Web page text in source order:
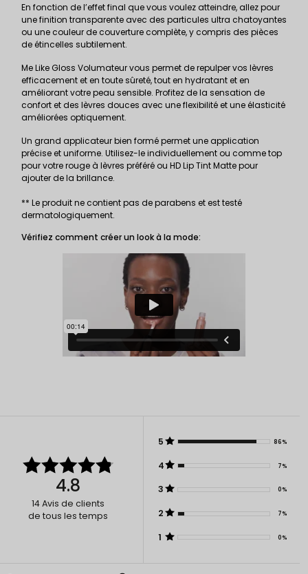
En fonction de l’effet final que vous voulez atteindre, allez pour
une finition transparente avec des particules ultra chatoyantes
ou une couleur de couverture complète, y compris des pièces
de étincelles subtilement.
Me Like Gloss Volumateur vous permet de repulper vos lèvres
efficacement et en toute sûreté, tout en hydratant et en
améliorant votre peau sensible. Profitez de la sensation de
confort et des lèvres douces avec une flexibilité et une élasticité
améliorées optiquement.
Un grand applicateur bien formé permet une application
précise et uniforme. Utilisez-le individuellement ou comme top
pour votre rouge à lèvres préféré ou HD Lip Tint Mattepour
ajouter de la brillance.
** Le produit ne contient pas de parabens et est testé
dermatologiquement.
Vérifiez comment créer un look à la mode:
4.8
14Avis de clients
de tous les temps
5 86%
4 7%
3 0%
2 7%
1 0%